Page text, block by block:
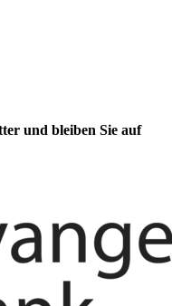
und bleiben Sie auf